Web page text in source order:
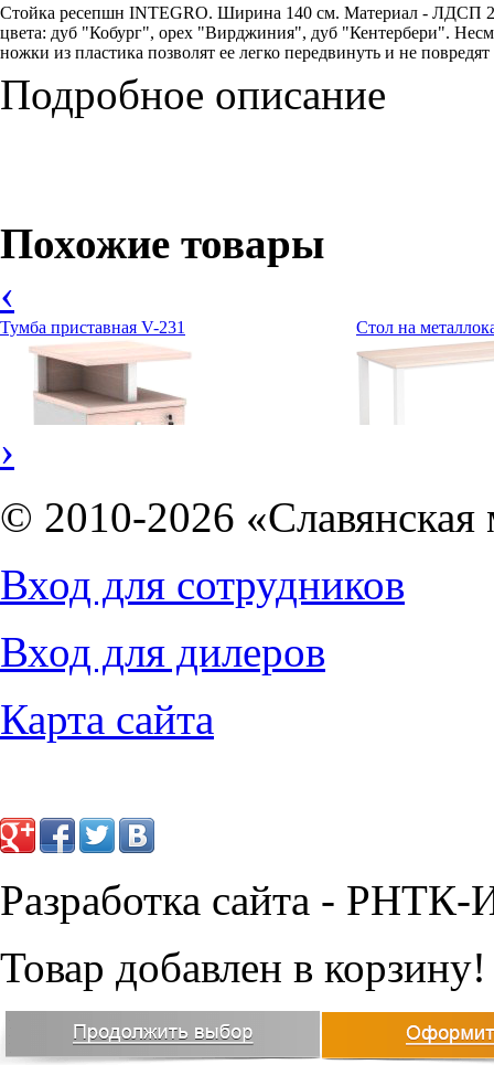
Стойка ресепшн INTEGRO. Ширина 140 см. Материал - ЛДСП
цвета: дуб "Кобург", орех "Вирджиния", дуб "Кентербери".
ножки из пластика позволят ее легко передвинуть и не
Подробное описание
Похожие товары
‹
Тумба приставная V-231
6836руб.
Стол на
11087руб.
›
© 2010-2026 «Славянская
Вход для сотрудников
Вход для дилеров
Карта сайта
Разработка сайта - РНТК-
Товар добавлен в корзину!